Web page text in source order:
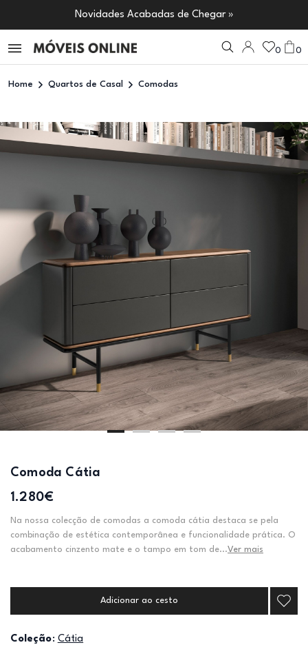
Novidades Acabadas de Chegar »
0 0
Home Quartos de Casal Comodas
Comoda Cátia
1.280€
Na nossa colecção de comodas a comoda cátia destaca se pela
combinação de estética contemporânea e funcionalidade prática. O
acabamento cinzento mate e o tampo em tom de...Ver mais
Adicionar ao cesto
Coleção: Cátia